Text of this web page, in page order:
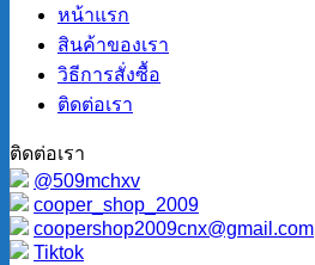
หน้าแรก
สินค้าของเรา
วิธีการสั่งซื้อ
ติดต่อเรา
ติดต่อเรา
@509mchxv
cooper_shop_2009
coopershop2009cnx@gmail.com
Tiktok